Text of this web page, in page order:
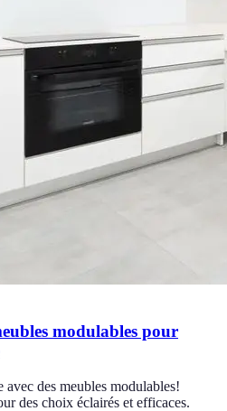
modulables pour
des meubles modulables!
des choix éclairés et efficaces.